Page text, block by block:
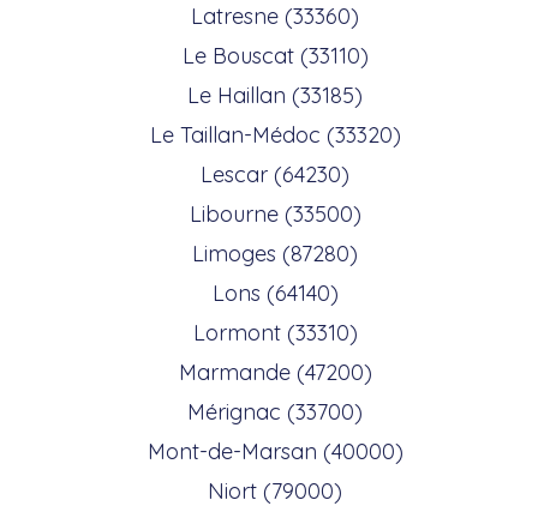
Latresne (33360)
Le Bouscat (33110)
Le Haillan (33185)
Le Taillan-Médoc (33320)
Lescar (64230)
Libourne (33500)
Limoges (87280)
Lons (64140)
Lormont (33310)
Marmande (47200)
Mérignac (33700)
Mont-de-Marsan (40000)
Niort (79000)